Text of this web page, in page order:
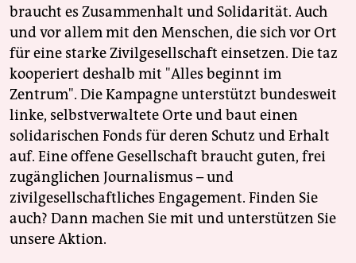
braucht es Zusammenhalt und Solidarität. Auch
und vor allem mit den Menschen, die sich vor Ort
für eine starke Zivilgesellschaft einsetzen. Die taz
kooperiert deshalb mit "Alles beginnt im
Zentrum". Die Kampagne unterstützt bundesweit
linke, selbstverwaltete Orte und baut einen
solidarischen Fonds für deren Schutz und Erhalt
auf. Eine offene Gesellschaft braucht guten, frei
zugänglichen Journalismus – und
zivilgesellschaftliches Engagement. Finden Sie
auch? Dann machen Sie mit und unterstützen Sie
unsere Aktion.